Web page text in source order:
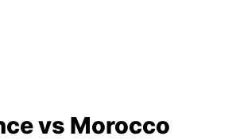
vs Morocco